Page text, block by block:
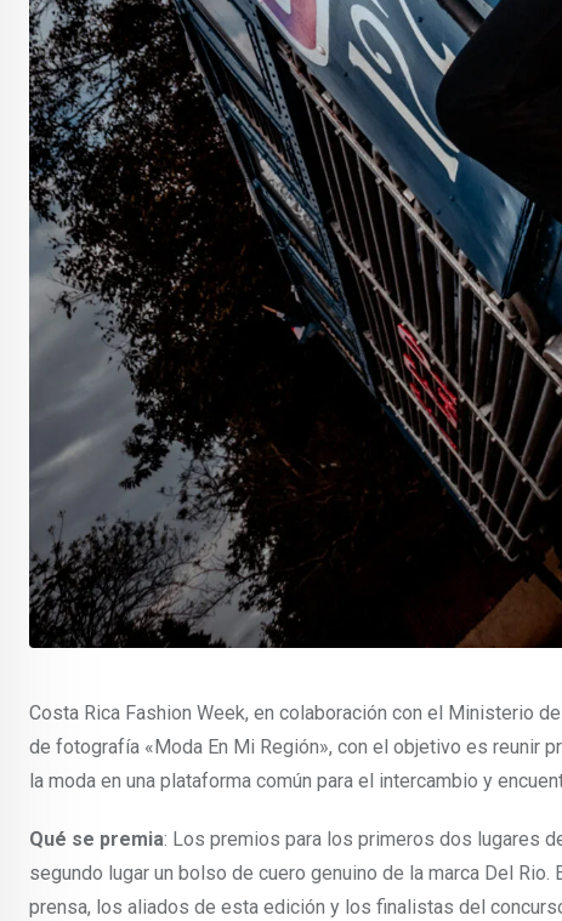
Costa Rica Fashion Week, en colaboración con el Ministerio
de fotografía «Moda En Mi Región», con el objetivo es reunir
la moda en una plataforma común para el intercambio y
Qué se premia: Los premios para los primeros dos lugares
segundo lugar un bolso de cuero genuino de la marca Del
prensa, los aliados de esta edición y los finalistas del